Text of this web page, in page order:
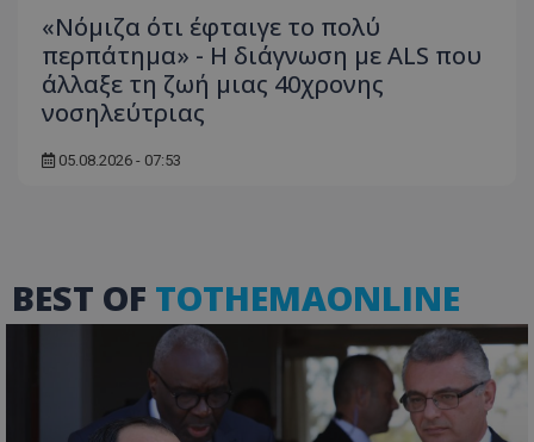
«Νόμιζα ότι έφταιγε το πολύ
περπάτημα» - Η διάγνωση με ALS που
άλλαξε τη ζωή μιας 40χρονης
νοσηλεύτριας
05.08.2026 - 07:53
BEST OF TOTHEMAONLINE
msToken